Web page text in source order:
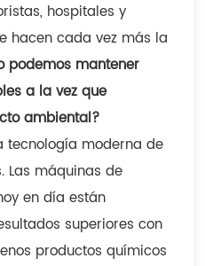
hospitales y
hacen cada vez más la
podemos mantener
a la vez que
ambiental?
tecnología moderna de
Las máquinas de
en día están
superiores con
productos químicos